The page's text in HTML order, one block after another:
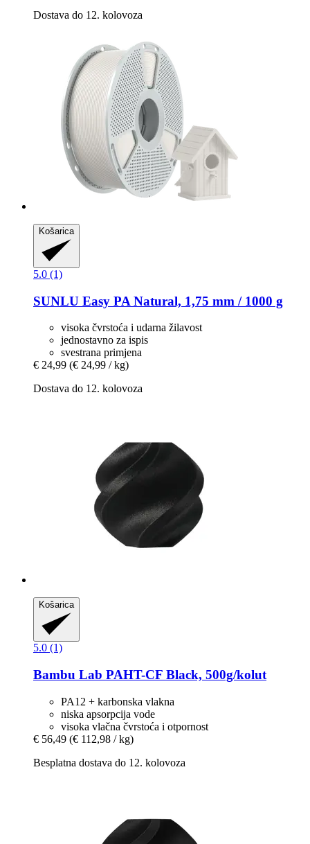
Dostava do 12. kolovoza
Košarica
5.0 (1)
SUNLU Easy PA Natural, 1,75 mm / 1000 g
visoka čvrstoća i udarna žilavost
jednostavno za ispis
svestrana primjena
€ 24,99 (€ 24,99 / kg)
Dostava do 12. kolovoza
Košarica
5.0 (1)
Bambu Lab PAHT-​CF Black, 500g/kolut
PA12 + karbonska vlakna
niska apsorpcija vode
visoka vlačna čvrstoća i otpornost
€ 56,49 (€ 112,98 / kg)
Besplatna dostava do 12. kolovoza